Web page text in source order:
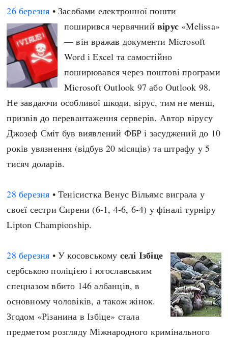
26 березня • Засобами електронної пошти
поширився червячнийвірус «Melissa»
— він вражав документи Microsoft
Word і Excel та самостійно
поширювався через поштові програми
Microsoft Outlook 97 або Outlook 98.
Не завдаючи особливої шкоди, вірус, тим не менш,
призвів до перевантаження серверів. Автор вірусу
Джозеф Сміт був виявлений ФБР і засуджений до 10
років увязнення (відбув 20 місяців) та штрафу у 5
тисяч доларів.
28 березня • Тенісистка Венус Вільямс виграла у
своєї сестри Сирени (6-1, 4-6, 6-4) у фіналі турніру
Lipton Championship.
28 березня • У косовському селі Ізбіце
сербською поліцією і югославським
спецназом вбито 146 албанців, в
основному чоловіків, а також жінок.
Згодом «Різанина в Ізбіце» стала
предметом розгляду Міжнародного кримінального